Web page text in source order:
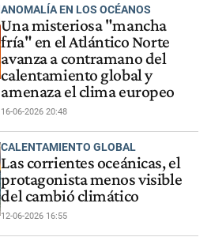
ANOMALÍA EN LOS OCÉANOS
Una misteriosa "mancha
fría" en el Atlántico Norte
avanza a contramano del
calentamiento global y
amenaza el clima europeo
16-06-2026 20:48
CALENTAMIENTO GLOBAL
Las corrientes oceánicas, el
protagonista menos visible
del cambió climático
12-06-2026 16:55